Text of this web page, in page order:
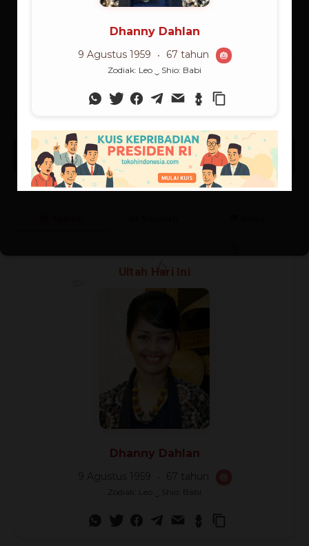
Simpan nama, email, dan situs web saya di
🎈
Ultah Hari Ini
Dhanny Dahlan
9 Agustus 1959 67 tahun
Zodiak: Leo ‿ Shio: Babi